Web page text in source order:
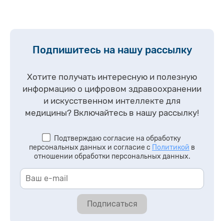
Подпишитесь на нашу рассылку
Хотите получать интересную и полезную
информацию о цифровом здравоохранении
и искусственном интеллекте для
медицины? Включайтесь в нашу рассылку!
Подтверждаю согласие на обработку
персональных данных и согласие с Политикой в
отношении обработки персональных данных.
Подписаться